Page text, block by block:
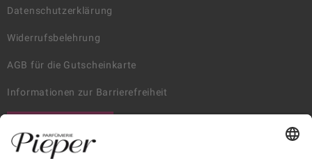
Datenschutzerklärung
Widerrufsbelehrung
AGB für die Gutscheinkarte
Informationen zur Barrierefreiheit